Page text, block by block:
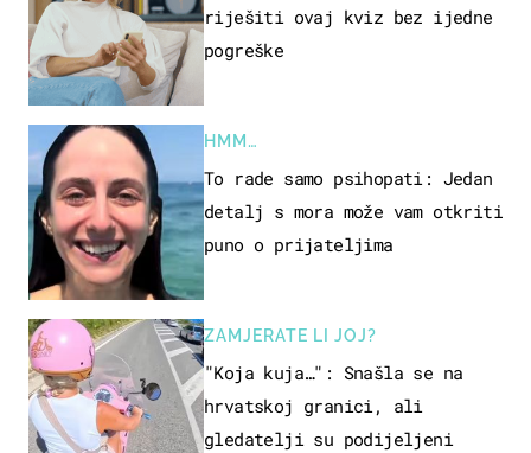
riješiti ovaj kviz bez ijedne
pogreške
HMM…
To rade samo psihopati: Jedan
detalj s mora može vam otkriti
puno o prijateljima
ZAMJERATE LI JOJ?
"Koja kuja…": Snašla se na
hrvatskoj granici, ali
gledatelji su podijeljeni